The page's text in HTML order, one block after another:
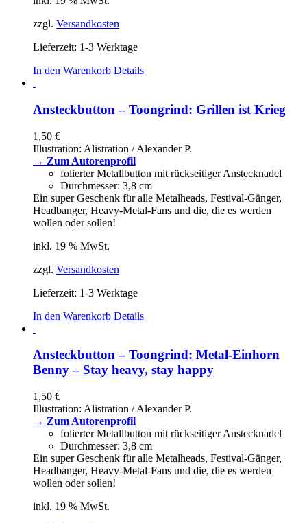
zzgl. Versandkosten
Lieferzeit: 1-3 Werktage
In den Warenkorb Details
Ansteckbutton – Toongrind: Grillen ist Krieg
1,50 €
Illustration: Alistration / Alexander P.
→ Zum Autorenprofil
folierter Metallbutton mit rückseitiger Anstecknadel
Durchmesser: 3,8 cm
Ein super Geschenk für alle Metalheads, Festival-Gänger,
Headbanger, Heavy-Metal-Fans und die, die es werden
wollen oder sollen!
inkl. 19 % MwSt.
zzgl. Versandkosten
Lieferzeit: 1-3 Werktage
In den Warenkorb Details
Ansteckbutton – Toongrind: Metal-Einhorn
Benny – Stay heavy, stay happy
1,50 €
Illustration: Alistration / Alexander P.
→ Zum Autorenprofil
folierter Metallbutton mit rückseitiger Anstecknadel
Durchmesser: 3,8 cm
Ein super Geschenk für alle Metalheads, Festival-Gänger,
Headbanger, Heavy-Metal-Fans und die, die es werden
wollen oder sollen!
inkl. 19 % MwSt.